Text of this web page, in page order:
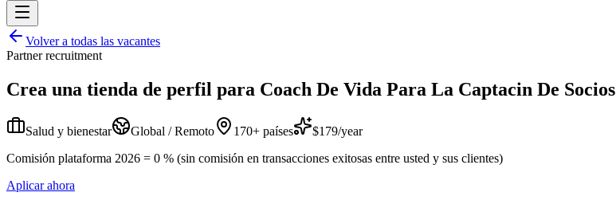
Volver a todas las vacantes
Partner recruitment
Crea una tienda de perfil para Coach De Vida Para La Captacin De Socios
Salud y bienestar Global / Remoto 170+ países
$179/year
Comisión plataforma 2026 = 0 % (sin comisión en transacciones exitosas entre usted y sus clientes)
Aplicar ahora